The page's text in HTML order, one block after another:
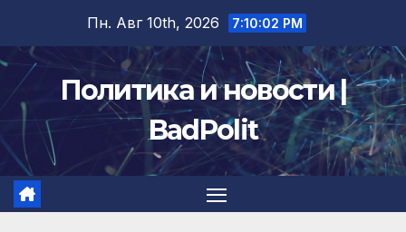
содержимому
Пн. Авг 10th, 2026 7:10:03 PM
Политика и новости |
BadPolit